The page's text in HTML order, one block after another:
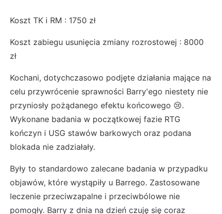
Koszt TK i RM : 1750 zł
Koszt zabiegu usunięcia zmiany rozrostowej : 8000
zł
Kochani, dotychczasowo podjęte działania mające na
celu przywrócenie sprawności Barry'ego niestety nie
przyniosły pożądanego efektu końcowego 😢.
Wykonane badania w początkowej fazie RTG
kończyn i USG stawów barkowych oraz podana
blokada nie zadziałały.
Były to standardowo zalecane badania w przypadku
objawów, które wystąpiły u Barrego. Zastosowane
leczenie przeciwzapalne i przeciwbólowe nie
pomogły. Barry z dnia na dzień czuję się coraz